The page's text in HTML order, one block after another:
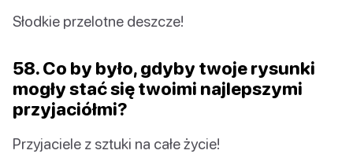
Słodkie przelotne deszcze!
58. Co by było, gdyby twoje rysunki
mogły stać się twoimi najlepszymi
przyjaciółmi?
Przyjaciele z sztuki na całe życie!